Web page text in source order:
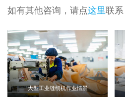
如有其他咨询，请点这里联系
大型工业缝纫机作业情景